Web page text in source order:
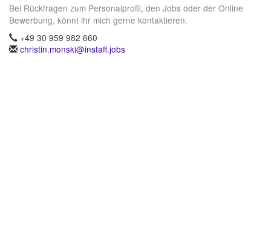
Bei Rückfragen zum Personalprofil, den Jobs oder der Online
Bewerbung, könnt ihr mich gerne kontaktieren.
+49 30 959 982 660
christin.monski@instaff.jobs